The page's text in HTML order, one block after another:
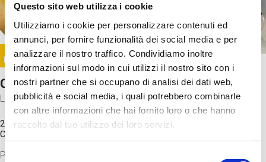
Questo sito web utilizza i cookie
Utilizziamo i cookie per personalizzare contenuti ed
annunci, per fornire funzionalità dei social media e per
analizzare il nostro traffico. Condividiamo inoltre
informazioni sul modo in cui utilizzi il nostro sito con i
nostri partner che si occupano di analisi dei dati web,
pubblicità e social media, i quali potrebbero combinarle
con altre informazioni che hai fornito loro o che hanno
raccolto dal tuo utilizzo dei loro servizi.
Selezione
Image
SUNDAY@STEP
Come funziona il cervello?
Laboratorio
20 Set 2026 / 11:15 - 13:00
Costo
Proveremo a costruire un cervello in cartoncino cercando di